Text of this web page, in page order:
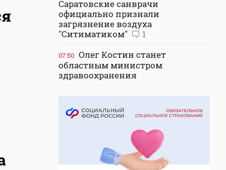
Саратовские санврачи
официально признали
загрязнение воздуха
"Ситиматиком"
1
07:50 Олег Костин станет
областным министром
здравоохранения